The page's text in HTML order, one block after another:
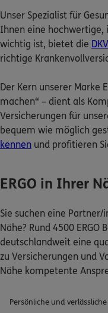
Service
Sehen Sie auf
Schaden
Unser Spezialist für
Ihnen eine hochwertige,
wichtig ist, bietet die
richtige
Der Kern unserer Marke
machen“ – dient als
Versicherungen für
bequem wie möglich
kennen und profitieren
ERGO in Ihrer
Sie suchen eine
Nähe? Rund 4500
deutschlandweit eine
zu Versicherungen und
Nähe kompetente
Persönliche und